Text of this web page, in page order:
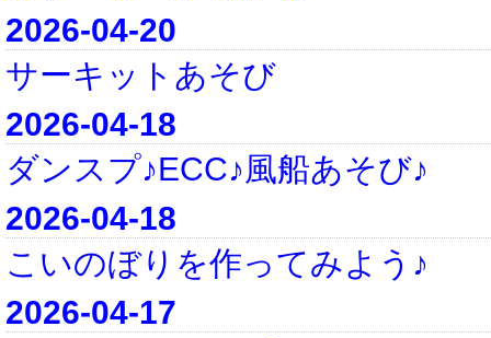
2026-04-20
サーキットあそび
2026-04-18
ダンスプ♪ECC♪風船あそび♪
2026-04-18
こいのぼりを作ってみよう♪
2026-04-17